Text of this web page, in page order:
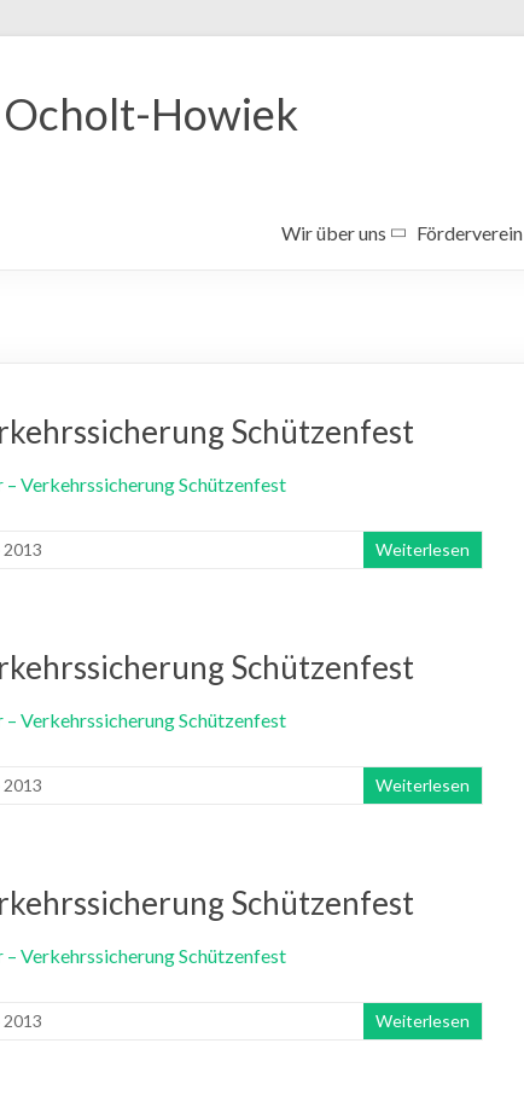
Howiek
Wir über uns Förderverein
Schützenfest
2013 Weiterlesen
Schützenfest
2013 Weiterlesen
Schützenfest
2013 Weiterlesen